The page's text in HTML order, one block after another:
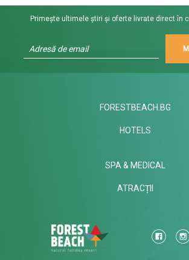
Primește ultimele știri și oferte livrate direct în
FORESTBEACH.BG
HOTELS
SPA & MEDICAL
ATRACȚII